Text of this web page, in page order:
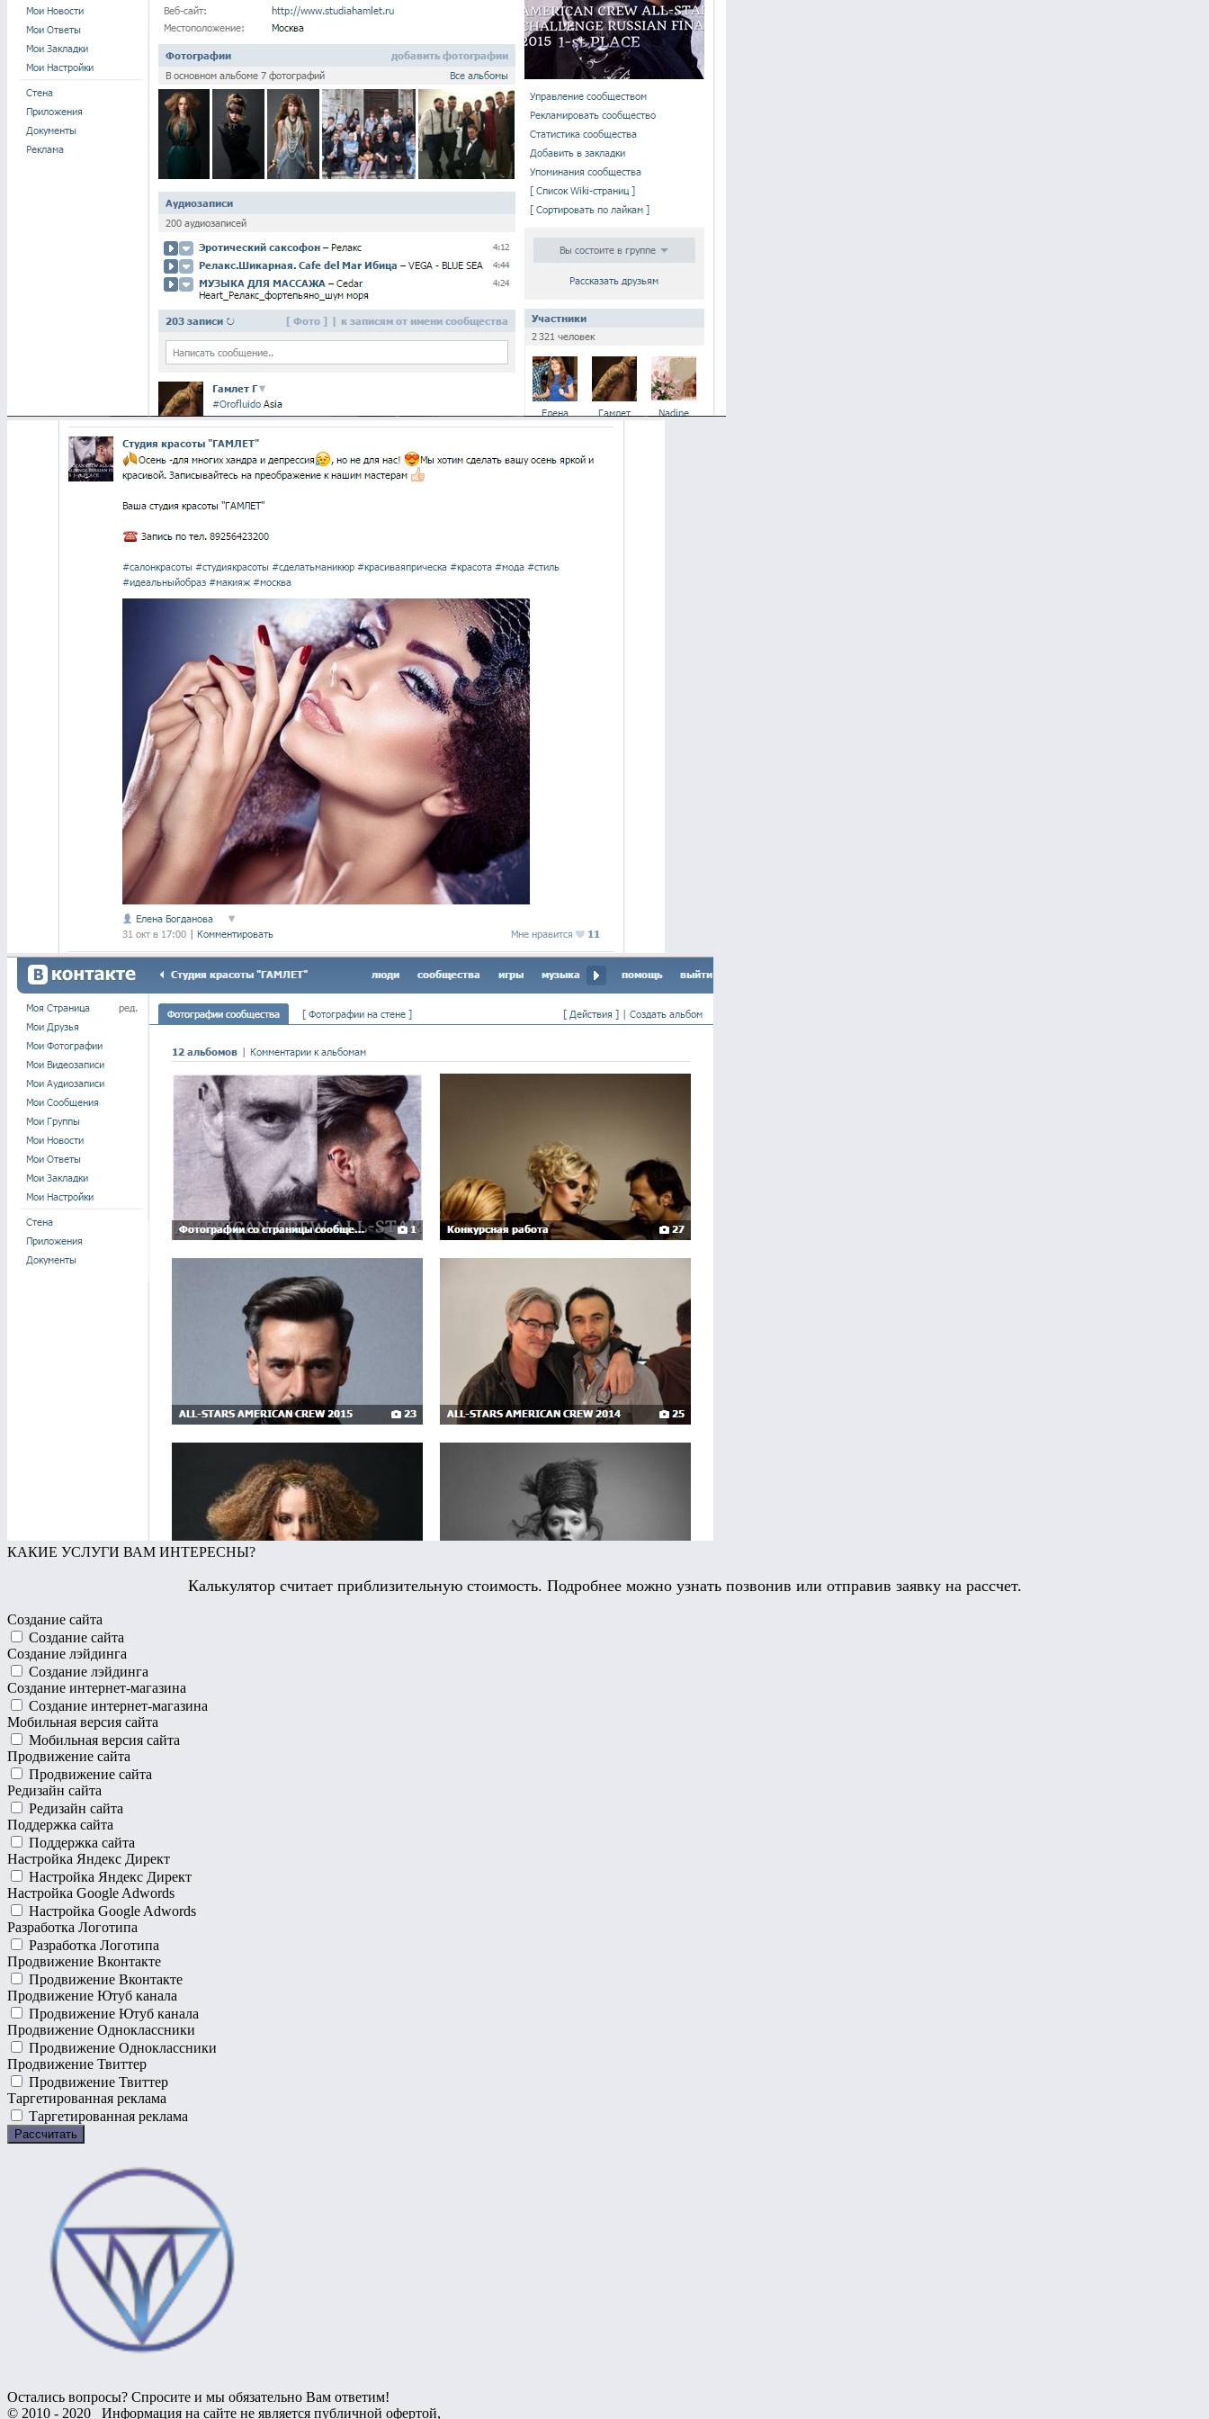
КАКИЕ УСЛУГИ ВАМ ИНТЕРЕСНЫ?
Калькулятор считает приблизительную стоимость. Подробнее можно узнать позвонив или отправив заявку на рассчет.
Создание сайта
Создание сайта
Создание лэйдинга
Создание лэйдинга
Создание интернет-магазина
Создание интернет-магазина
Мобильная версия сайта
Мобильная версия сайта
Продвижение сайта
Продвижение сайта
Редизайн сайта
Редизайн сайта
Поддержка сайта
Поддержка сайта
Настройка Яндекс Директ
Настройка Яндекс Директ
Настройка Google Adwords
Настройка Google Adwords
Разработка Логотипа
Разработка Логотипа
Продвижение Вконтакте
Продвижение Вконтакте
Продвижение Ютуб канала
Продвижение Ютуб канала
Продвижение Одноклассники
Продвижение Одноклассники
Продвижение Твиттер
Продвижение Твиттер
Таргетированная реклама
Таргетированная реклама
Остались вопросы? Спросите и мы обязательно Вам ответим!
© 2010 - 2020 Информация на сайте не является публичной офертой,